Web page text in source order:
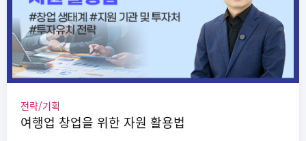
전략/기획
여행업 창업을 위한 자원 활용법